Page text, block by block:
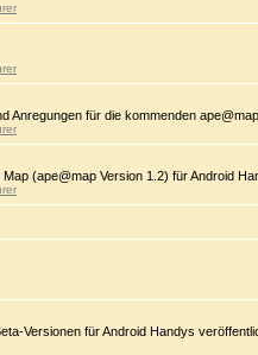
Anregungen für die kommenden
(ape@map Version 1.2) für Android
Versionen für Android Handys